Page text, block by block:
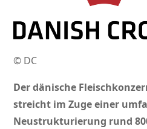
© DC
Der dänische
streicht im Zuge einer
Neustrukturierung rund